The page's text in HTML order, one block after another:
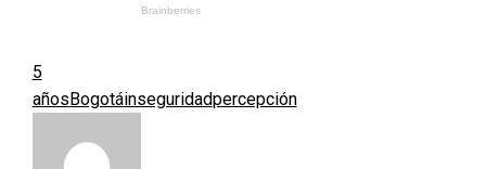
5
añosBogotáinseguridadpercepción